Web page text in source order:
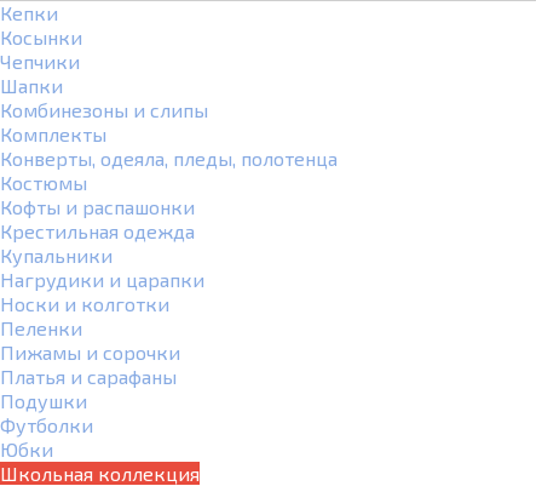
Кепки
Косынки
Чепчики
Шапки
Комбинезоны и слипы
Комплекты
Конверты, одеяла, пледы, полотенца
Костюмы
Кофты и распашонки
Крестильная одежда
Купальники
Нагрудики и царапки
Носки и колготки
Пеленки
Пижамы и сорочки
Платья и сарафаны
Подушки
Футболки
Юбки
Школьная коллекция